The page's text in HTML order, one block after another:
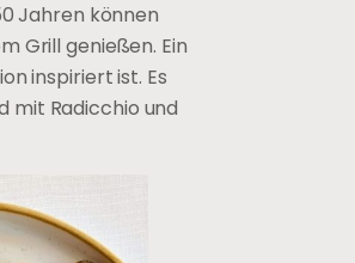
Jahren können
Grill genießen. Ein
inspiriert ist. Es
mit Radicchio und